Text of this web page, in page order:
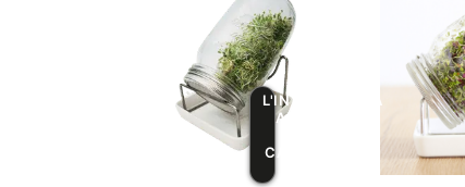
L'INTELLIGENZA
ARTIFICIALE
CAMBIANDO LE